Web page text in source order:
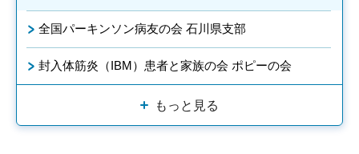
全国パーキンソン病友の会 石川県支部
封入体筋炎（IBM）患者と家族の会 ポピーの会
もっと見る